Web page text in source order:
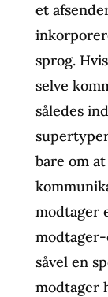
et
sprog.
selve
således
bare om
modtager
såvel en
modtager